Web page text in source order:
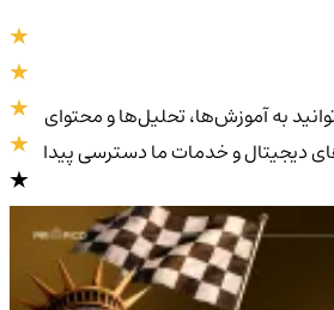
به آموزش‌ها، تحلیل‌ها و محتوای
دیجیتال و خدمات ما دسترسی پیدا